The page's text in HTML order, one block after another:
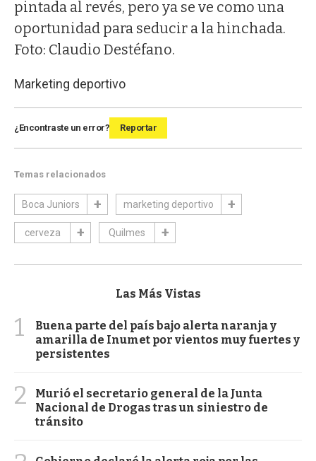
pintada al revés, pero ya se ve como una
oportunidad para seducir a la hinchada.
Foto: Claudio Destéfano.
Marketing deportivo
¿Encontraste un error? Reportar
Temas relacionados
Boca Juniors marketing deportivo
cerveza Quilmes
Las Más Vistas
1
Buena parte del país bajo alerta naranja y
amarilla de Inumet por vientos muy fuertes y
persistentes
2
Murió el secretario general de la Junta
Nacional de Drogas tras un siniestro de
tránsito